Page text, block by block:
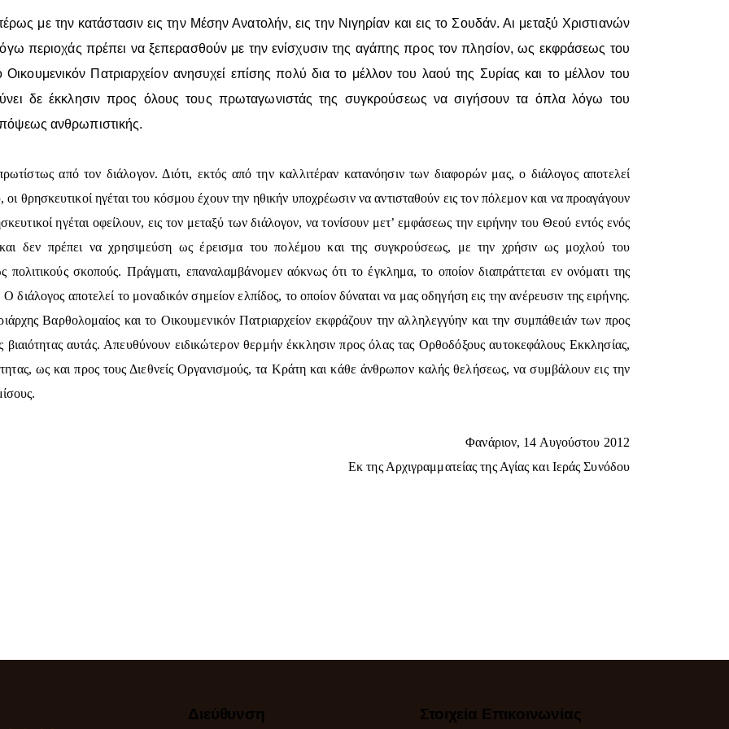
με την κατάστασιν εις την Μέσην Ανατολήν, εις την Νιγηρίαν και εις το Σουδάν. Αι μεταξύ Χριστιανών
περιοχάς πρέπει να ξεπερασθούν με την ενίσχυσιν της αγάπης προς τον πλησίον, ως εκφράσεως του
Πατριαρχείον ανησυχεί επίσης πολύ δια το μέλλον του λαού της Συρίας και το μέλλον του
δε έκκλησιν προς όλους τους πρωταγωνιστάς της συγκρούσεως να σιγήσουν τα όπλα λόγω του
ανθρωπιστικής.
από τον διάλογον. Διότι, εκτός από την καλλιτέραν κατανόησιν των διαφορών μας, ο διάλογος αποτελεί
θρησκευτικοί ηγέται του κόσμου έχουν την ηθικήν υποχρέωσιν να αντισταθούν εις τον πόλεμον και να προαγάγουν
ηγέται οφείλουν, εις τον μεταξύ των διάλογον, να τονίσουν μετ’ εμφάσεως την ειρήνην του Θεού εντός ενός
δεν πρέπει να χρησιμεύση ως έρεισμα του πολέμου και της συγκρούσεως, με την χρήσιν ως μοχλού του
πολιτικούς σκοπούς. Πράγματι, επαναλαμβάνομεν αόκνως ότι το έγκλημα, το οποίον διαπράττεται εν ονόματι της
διάλογος αποτελεί το μοναδικόν σημείον ελπίδος, το οποίον δύναται να μας οδηγήση εις την ανέρευσιν της ειρήνης.
Βαρθολομαίος και το Οικουμενικόν Πατριαρχείον εκφράζουν την αλληλεγγύην και την συμπάθειάν των προς
βιαιότητας αυτάς. Απευθύνουν ειδικώτερον θερμήν έκκλησιν προς όλας τας Ορθοδόξους αυτοκεφάλους Εκκλησίας,
ως και προς τους Διεθνείς Οργανισμούς, τα Κράτη και κάθε άνθρωπον καλής θελήσεως, να συμβάλουν εις την
Φανάριον, 14 Αυγούστου 2012
Εκ της Αρχιγραμματείας της Αγίας και Ιεράς Συνόδου
Διεύθυνση Στοιχεία Επικοινωνίας